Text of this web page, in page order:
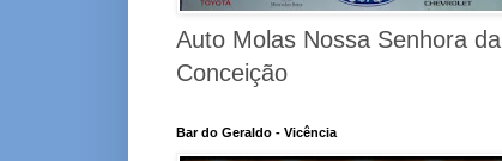
Auto Molas Nossa Senhora da
Conceição
Bar do Geraldo - Vicência